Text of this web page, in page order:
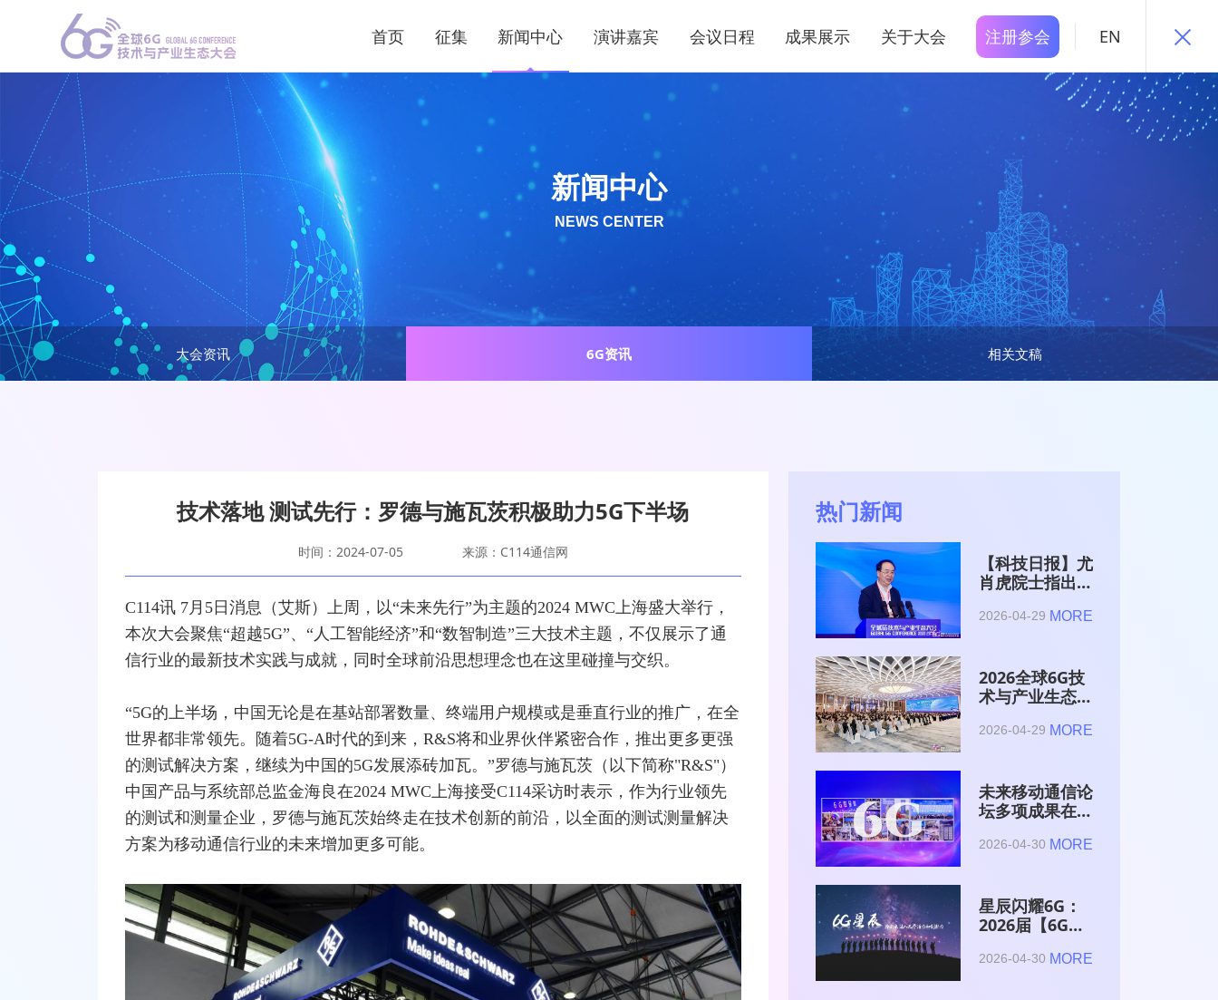
首页 征集 新闻中心 演讲嘉宾 会议日程 成果展示 关于大会 注册参会 EN
大会资讯 6G资讯 相关文稿
新闻中心
NEWS CENTER
技术落地 测试先行：罗德与施瓦茨积极助力5G下半场
时间：2024-07-05 来源：C114通信网
C114讯 7月5日消息（艾斯）上周，以“未来先行”为主题的2024 MWC上海盛大举行，
本次大会聚焦“超越5G”、“人工智能经济”和“数智制造”三大技术主题，不仅展示了通
信行业的最新技术实践与成就，同时全球前沿思想理念也在这里碰撞与交织。
“5G的上半场，中国无论是在基站部署数量、终端用户规模或是垂直行业的推广，在全
世界都非常领先。随着5G-A时代的到来，R&S将和业界伙伴紧密合作，推出更多更强
的测试解决方案，继续为中国的5G发展添砖加瓦。”罗德与施瓦茨（以下简称"R&S"）
中国产品与系统部总监金海良在2024 MWC上海接受C114采访时表示，作为行业领先
的测试和测量企业，罗德与施瓦茨始终走在技术创新的前沿，以全面的测试测量解决
方案为移动通信行业的未来增加更多可能。
热门新闻
【科技日报】尤
肖虎院士指出
是赋能AI的发
2026-04-29 MORE
2026全球6G技
术与产业生态大
2026-04-29 MORE
未来移动通信论
坛多项成果在
术与产业生态大
2026-04-30 MORE
星辰闪耀6G：
2026届【6G星
与博士获颁证书
2026-04-30 MORE